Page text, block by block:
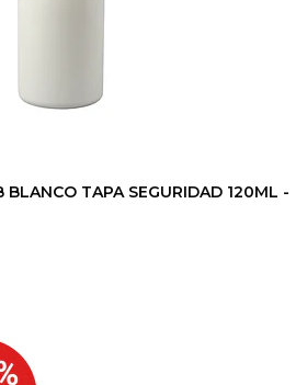
BLANCO TAPA SEGURIDAD 120ML -